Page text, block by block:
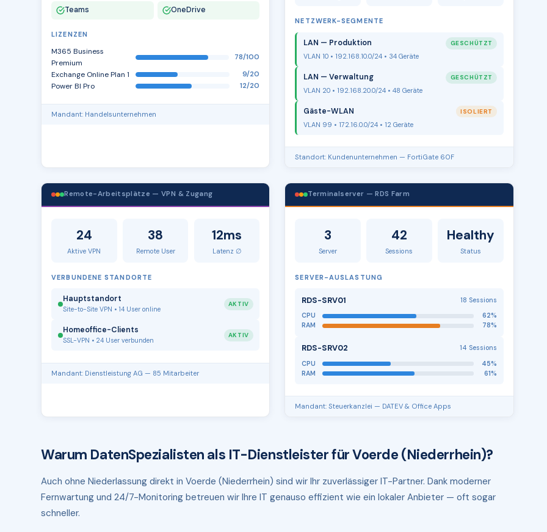
Teams OneDrive
LIZENZEN
M365 Business
Premium
78/100
Exchange Online Plan 1 9/20
Power BI Pro 12/20
Mandant: Handelsunternehmen
NETZWERK-SEGMENTE
LAN — Produktion GESCHÜTZT
VLAN 10 • 192.168.10.0/24 • 34 Geräte
LAN — Verwaltung GESCHÜTZT
VLAN 20 • 192.168.20.0/24 • 48 Geräte
Gäste-WLAN ISOLIERT
VLAN 99 • 172.16.0.0/24 • 12 Geräte
Standort: Kundenunternehmen — FortiGate 60F
Remote-Arbeitsplätze — VPN & Zugang
24
Aktive VPN
38
Remote User
12ms
Latenz ∅
VERBUNDENE STANDORTE
Hauptstandort
Site-to-Site VPN • 14 User online
AKTIV
Homeoffice-Clients
SSL-VPN • 24 User verbunden
AKTIV
Mandant: Dienstleistung AG — 85 Mitarbeiter
Terminalserver — RDS Farm
3
Server
42
Sessions
Healthy
Status
SERVER-AUSLASTUNG
RDS-SRV01
18 Sessions
CPU
62%
RAM
78%
RDS-SRV02
14 Sessions
CPU
45%
RAM
61%
Mandant: Steuerkanzlei — DATEV & Office Apps
Warum DatenSpezialisten als IT-Dienstleister für Voerde (Niederrhein)?
Auch ohne Niederlassung direkt in Voerde (Niederrhein) sind wir Ihr zuverlässiger IT-Partner. Dank moderner
Fernwartung und 24/7-Monitoring betreuen wir Ihre IT genauso effizient wie ein lokaler Anbieter — oft sogar
schneller.